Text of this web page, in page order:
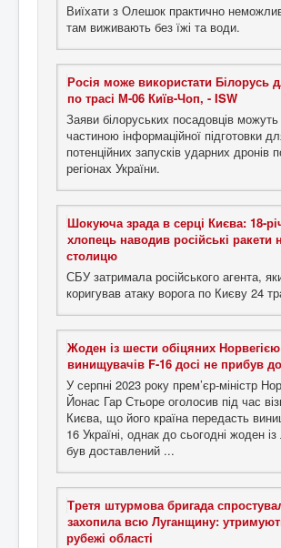
Виїхати з Олешок практично
там виживають без їжі та води.
Росія може використати Білорусь
по трасі М-06 Київ-Чоп, - ISW
Заяви білоруських посадовців
частиною інформаційної підготовки
потенційних запусків ударних дронів
регіонах України.
Шокуюча зрада в серці Києва: 18-
хлопець наводив російські ракети
столицю
СБУ затримала російського агента,
коригував атаку ворога по Києву 24
Жоден із шести обіцяних Норвегією
винищувачів F-16 досі не прибув
У серпні 2023 року прем’єр-міністр
Йонас Гар Стьоре оголосив під час
Києва, що його країна передасть
16 Україні, однак до сьогодні жоден із
був доставлений ...
Третя штурмова бригада
захопила всю Луганщину:
рубежі області